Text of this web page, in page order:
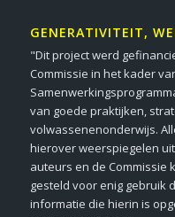
GENERATIVITEIT,
"Dit project werd
Commissie in het kader
van goede praktijken,
volwassenenonderwijs.
hierover weerspiegelen
auteurs en de Commissie
gesteld voor enig gebruik
informatie die hierin is